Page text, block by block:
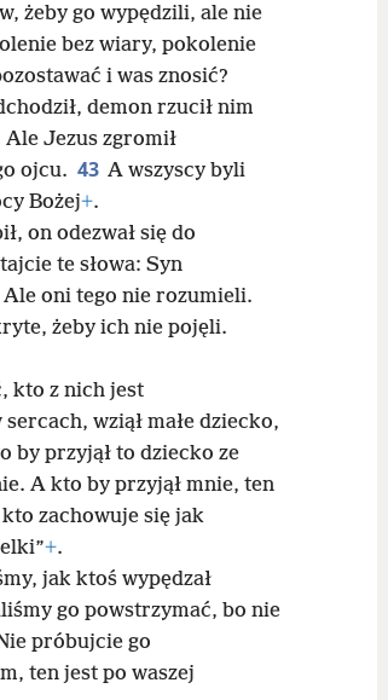
żeby go wypędzili, ale nie
bez wiary, pokolenie
i was znosić?
demon rzucił nim
Jezus zgromił
ojcu. 43 A wszyscy byli
Bożej+.
on odezwał się do
te słowa: Syn
Ale oni tego nie rozumieli.
żeby ich nie pojęli.
kto z nich jest
wziął małe dziecko,
by przyjął to dziecko ze
A kto by przyjął mnie, ten
kto zachowuje się jak
+.
jak ktoś wypędzał
go powstrzymać, bo nie
próbujcie go
ten jest po waszej